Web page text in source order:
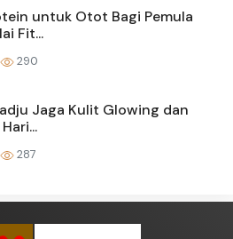
untuk Otot Bagi Pemula
Fit...
290
Jaga Kulit Glowing dan
287